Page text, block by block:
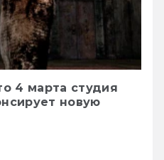
4 марта студия
новую